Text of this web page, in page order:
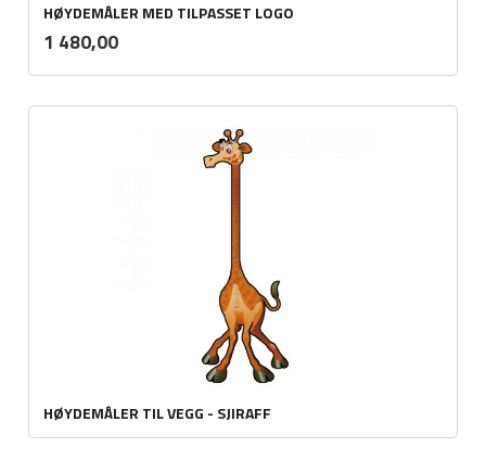
HØYDEMÅLER MED TILPASSET LOGO
Pris
1 480,00mva.
HØYDEMÅLER TIL VEGG - SJIRAFF